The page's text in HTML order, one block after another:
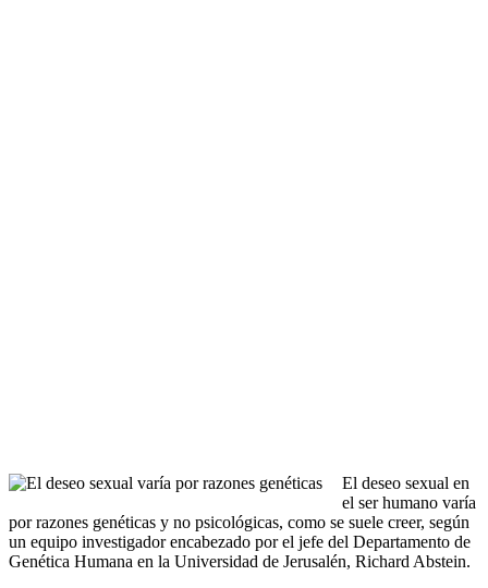
El deseo sexual en
el ser humano varía
por razones genéticas y no psicológicas, como se suele creer, según
un equipo investigador encabezado por el jefe del Departamento de
Genética Humana en la Universidad de Jerusalén, Richard Abstein.